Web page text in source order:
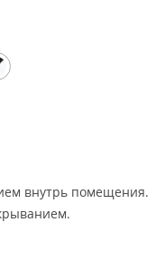
внутрь помещения.